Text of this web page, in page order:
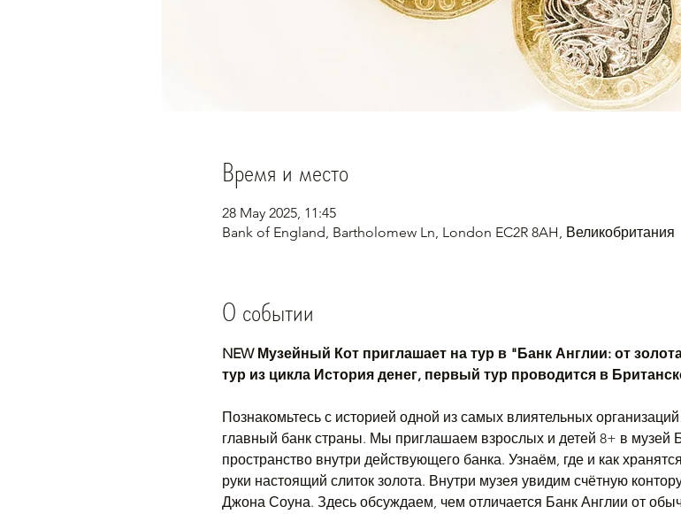
Время и место
28 May 2025, 11:45
Bank of England, Bartholomew Ln, London EC2R 8AH, Великобритания
О событии
NEW Музейный Кот приглашает на тур в "Банк Англии: от
тур из цикла История денег, первый тур проводится в
Познакомьтесь с историей одной из самых влиятельных
главный банк страны. Мы приглашаем взрослых и детей 8+ в
пространство внутри действующего банка. Узнаём, где и как
руки настоящий слиток золота. Внутри музея увидим счётную
Джона Соуна. Здесь обсуждаем, чем отличается Банк Англии от